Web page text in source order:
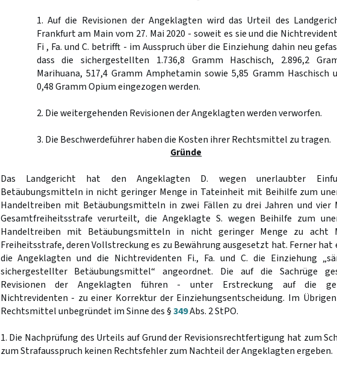
1. Auf die Revisionen der Angeklagten wird das Urteil des
Frankfurt am Main vom 27. Mai 2020 - soweit es sie und die
Fi , Fa. und C. betrifft - im Ausspruch über die Einziehung dahin neu
dass die sichergestellten 1.736,8 Gramm Haschisch, 2.896,2
Marihuana, 517,4 Gramm Amphetamin sowie 5,85 Gramm Haschisch
0,48 Gramm Opium eingezogen werden.
2. Die weitergehenden Revisionen der Angeklagten werden verworfen.
3. Die Beschwerdeführer haben die Kosten ihrer Rechtsmittel zu tragen.
Gründe
Das Landgericht hat den Angeklagten D. wegen unerlaubter
Betäubungsmitteln in nicht geringer Menge in Tateinheit mit Beihilfe zum
Handeltreiben mit Betäubungsmitteln in zwei Fällen zu drei Jahren und vier
Gesamtfreiheitsstrafe verurteilt, die Angeklagte S. wegen Beihilfe zum
Handeltreiben mit Betäubungsmitteln in nicht geringer Menge zu acht
Freiheitsstrafe, deren Vollstreckung es zu Bewährung ausgesetzt hat. Ferner hat
die Angeklagten und die Nichtrevidenten Fi., Fa. und C. die Einziehung
sichergestellter Betäubungsmittel“ angeordnet. Die auf die Sachrüge
Revisionen der Angeklagten führen - unter Erstreckung auf die
Nichtrevidenten - zu einer Korrektur der Einziehungsentscheidung. Im
Rechtsmittel unbegründet im Sinne des §349Abs. 2 StPO.
1. Die Nachprüfung des Urteils auf Grund der Revisionsrechtfertigung hat zum
zum Strafausspruch keinen Rechtsfehler zum Nachteil der Angeklagten ergeben.